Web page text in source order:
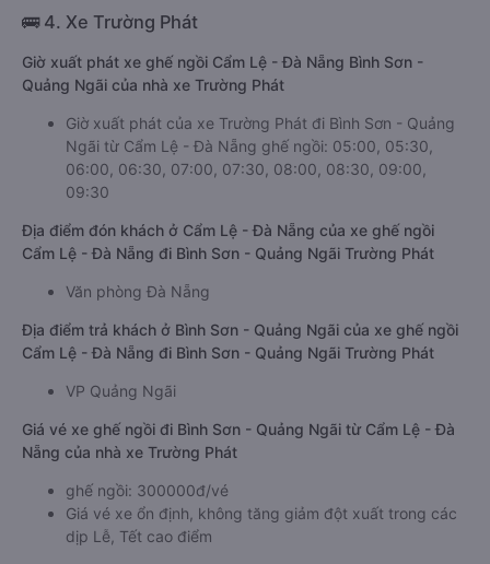
🚌 4. Xe Trường Phát
Giờ xuất phát xe ghế ngồi Cẩm Lệ - Đà Nẵng Bình Sơn -
Quảng Ngãi của nhà xe Trường Phát
Giờ xuất phát của xe Trường Phát đi Bình Sơn - Quảng
Ngãi từ Cẩm Lệ - Đà Nẵng ghế ngồi: 05:00, 05:30,
06:00, 06:30, 07:00, 07:30, 08:00, 08:30, 09:00,
09:30
Địa điểm đón khách ở Cẩm Lệ - Đà Nẵng của xe ghế ngồi
Cẩm Lệ - Đà Nẵng đi Bình Sơn - Quảng Ngãi Trường Phát
Văn phòng Đà Nẵng
Địa điểm trả khách ở Bình Sơn - Quảng Ngãi của xe ghế ngồi
Cẩm Lệ - Đà Nẵng đi Bình Sơn - Quảng Ngãi Trường Phát
VP Quảng Ngãi
Giá vé xe ghế ngồi đi Bình Sơn - Quảng Ngãi từ Cẩm Lệ - Đà
Nẵng của nhà xe Trường Phát
ghế ngồi: 300000đ/vé
Giá vé xe ổn định, không tăng giảm đột xuất trong các
dịp Lễ, Tết cao điểm